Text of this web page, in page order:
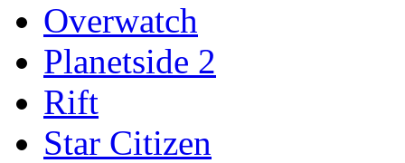
Overwatch
Planetside 2
Rift
Star Citizen